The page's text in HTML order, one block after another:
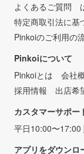
よくあるご質問
特定商取引法に基
Pinkoiのご利用の
Pinkoiについて
Pinkoiとは
会社
採用情報
出店希
カスタマーサポー
平日10:00〜17:00
アプリをダウンロ